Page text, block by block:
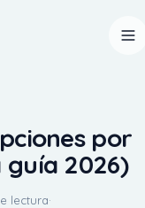
por
2026)
lectura·